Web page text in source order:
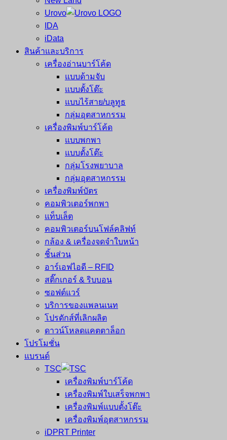
Urovo
IDA
iData
สินค้าและบริการ
เครื่องอ่านบาร์โค้ด
แบบด้ามจับ
แบบตั้งโต๊ะ
แบบไร้สาย/บลูทูธ
กลุ่มอุตสาหกรรม
เครื่องพิมพ์บาร์โค้ด
แบบพกพา
แบบตั้งโต๊ะ
กลุ่มโรงพยาบาล
กลุ่มอุตสาหกรรม
เครื่องพิมพ์บัตร
คอมพิวเตอร์พกพา
แท็บเล็ต
คอมพิวเตอร์บนโฟล์คลิฟท์
กล้อง & เครื่องจดจำใบหน้า
ชิ้นส่วน
อาร์เอฟไอดี – RFID
สติ๊กเกอร์ & ริบบอน
ซอฟต์แวร์
บริการของแพลนเนท
โปรดักส์ที่เลิกผลิต
ดาวน์โหลดแคตตาล็อก
โปรโมชั่น
แบรนด์
TSC
เครื่องพิมพ์บาร์โค้ด
เครื่องพิมพ์ใบเสร็จพกพา
เครื่องพิมพ์แบบตั้งโต๊ะ
เครื่องพิมพ์อุตสาหกรรม
iDPRT Printer